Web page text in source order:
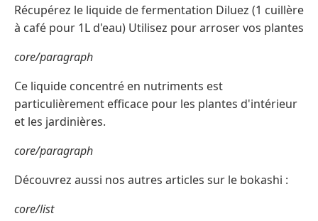
Récupérez le liquide de fermentation Diluez (1 cuillère
à café pour 1L d'eau) Utilisez pour arroser vos plantes
core/paragraph
Ce liquide concentré en nutriments est
particulièrement efficace pour les plantes d'intérieur
et les jardinières.
core/paragraph
Découvrez aussi nos autres articles sur le bokashi :
core/list